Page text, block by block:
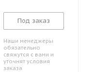
Под заказ
Наши менеджеры
обязательно
свяжутся с вами и
уточнят условия
заказа